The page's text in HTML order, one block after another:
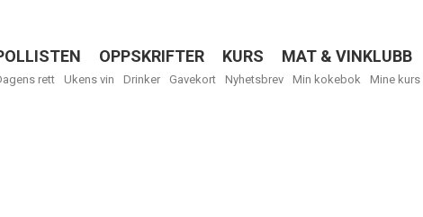
OPPSKRIFTER KURS MAT & VINKLUBB
rett Ukens vin Drinker Gavekort Nyhetsbrev Min kokebok Mine kurs